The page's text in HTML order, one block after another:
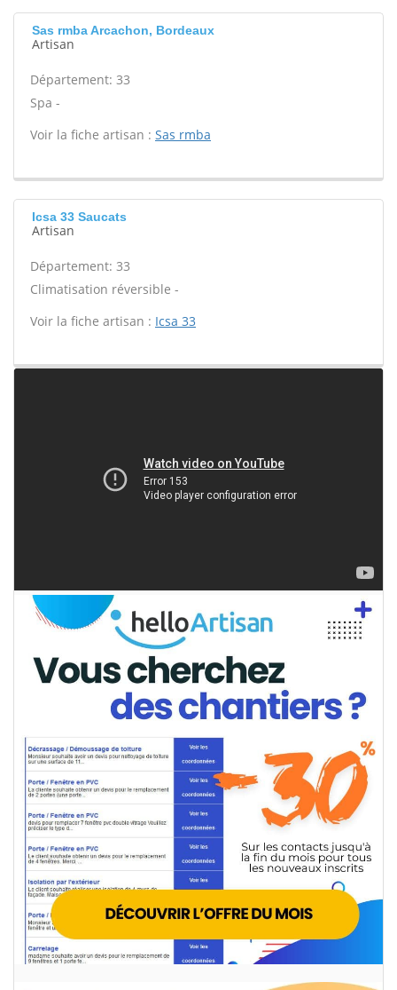
Sas rmba Arcachon, Bordeaux
Artisan
Département: 33
Spa -
Voir la fiche artisan : Sas rmba
Icsa 33 Saucats
Artisan
Département: 33
Climatisation réversible -
Voir la fiche artisan : Icsa 33